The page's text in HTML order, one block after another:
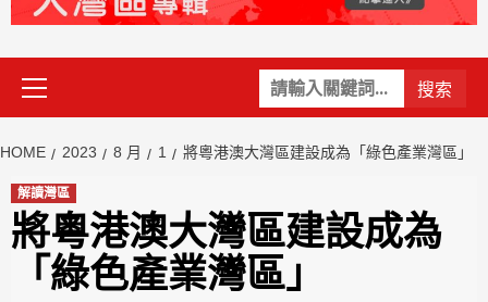
關
鍵
Primary
Menu
HOME 2023 8 月 1 將粵港澳大灣區建設成為「綠色產業灣區」
解讀灣區
將粵港澳大灣區建設成為
「綠色產業灣區」